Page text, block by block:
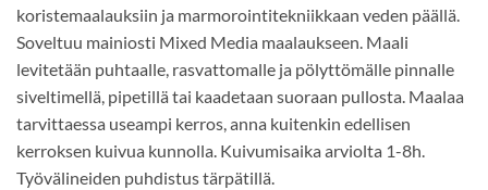
koristemaalauksiin ja marmorointitekniikkaan veden päällä.
Soveltuu mainiosti Mixed Media maalaukseen. Maali
levitetään puhtaalle, rasvattomalle ja pölyttömälle pinnalle
siveltimellä, pipetillä tai kaadetaan suoraan pullosta. Maalaa
tarvittaessa useampi kerros, anna kuitenkin edellisen
kerroksen kuivua kunnolla. Kuivumisaika arviolta 1-8h.
Työvälineiden puhdistus tärpätillä.